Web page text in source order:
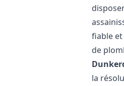
fiable
de
la